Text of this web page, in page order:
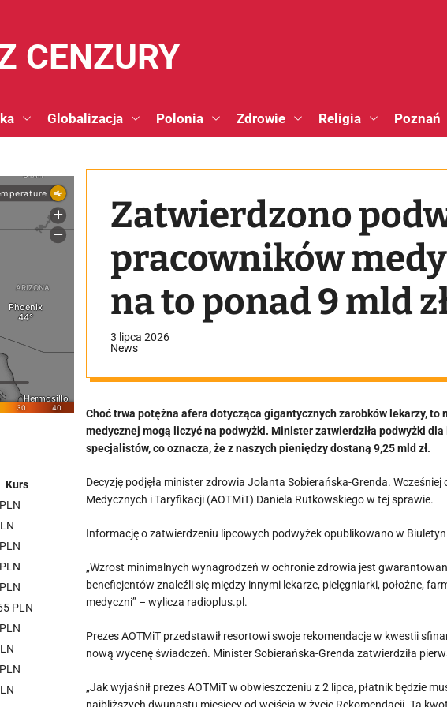
CENZURY
Globalizacja Polonia Zdrowie Religia Poznań
Zatwierdzono
pracowników
na to ponad 9 mld
3 lipca 2026
News
Choć trwa potężna afera dotycząca gigantycznych zarobków lekarzy,
medycznej mogą liczyć na podwyżki. Minister zatwierdziła podwyżki
specjalistów, co oznacza, że z naszych pieniędzy dostaną 9,25 mld zł.
Decyzję podjęła minister zdrowia Jolanta Sobierańska-Grenda.
Medycznych i Taryfikacji (AOTMiT) Daniela Rutkowskiego w tej sprawie.
Informację o zatwierdzeniu lipcowych podwyżek opublikowano w
„Wzrost minimalnych wynagrodzeń w ochronie zdrowia jest
beneficjentów znaleźli się między innymi lekarze, pielęgniarki, położne,
medyczni” – wylicza radioplus.pl.
Prezes AOTMiT przedstawił resortowi swoje rekomendacje w kwestii
nową wycenę świadczeń. Minister Sobierańska-Grenda zatwierdziła
„Jak wyjaśnił prezes AOTMiT w obwieszczeniu z 2 lipca, płatnik będzie
Kurs
PLN